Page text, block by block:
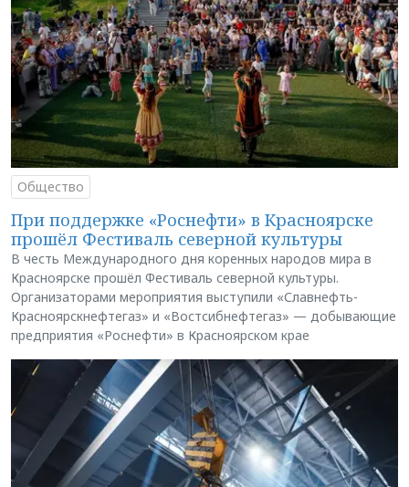
Общество
При поддержке «Роснефти» в Красноярске
прошёл Фестиваль северной культуры
В честь Международного дня коренных народов мира в
Красноярске прошёл Фестиваль северной культуры.
Организаторами мероприятия выступили «Славнефть-
Красноярскнефтегаз» и «Востсибнефтегаз» — добывающие
предприятия «Роснефти» в Красноярском крае